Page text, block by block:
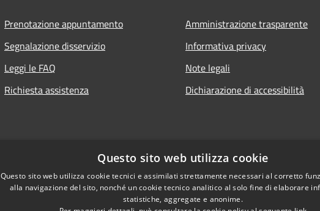
Prenotazione appuntamento
Segnalazione disservizio
Leggi le FAQ
Richiesta assistenza
Amministrazione trasparente
Informativa privacy
Note legali
Dichiarazione di accessibilità
Questo sito web utilizza cookie
Questo sito web utilizza cookie tecnici e assimilati strettamente necessari al corretto
alla navigazione del sito, nonché un cookie tecnico analitico al solo fine di elaborare
statistiche, aggregate e anonime.